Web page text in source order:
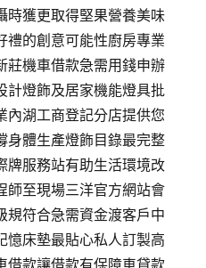
時獲更取得堅果營養美味
禮的創意可能性廚房專業
莊機車借款急需用錢申辦
計燈飾及居家機能燈具批
內湖工商登記分店提供您
身體生產燈飾目錄最完整
牌服務站有助生活環境改
師至現場三洋官方網站會
規符合急需資金渡客戶中
憶床墊最貼心私人訂製高
借款讓借款有保障車貸款